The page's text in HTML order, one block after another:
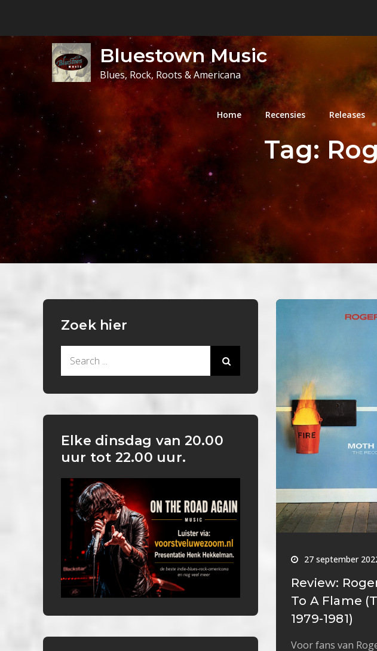
content
Bluestown Music
Blues, Rock, Roots & Americana
Home Recensies Releases
Tag:
27 september
Review:
To A Flame
1979-1981)
Voor fans van
Zoek hier
Elke dinsdag van 20.00
uur tot 22.00 uur.